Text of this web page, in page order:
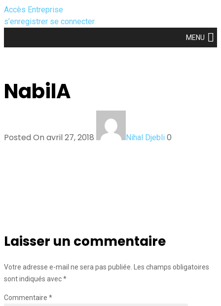
Accès Entreprise
s’enregistrer se connecter
MENU
NabilA
Posted On avril 27, 2018 Nihal Djebli 0
Laisser un commentaire
Votre adresse e-mail ne sera pas publiée. Les champs obligatoires
sont indiqués avec*
Commentaire *